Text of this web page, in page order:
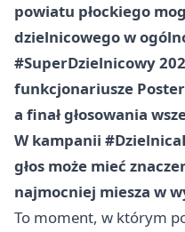
powiatu płockiego
dzielnicowego w
#SuperDzielnicowy
funkcjonariusze
a finał głosowania
W kampanii
głos może mieć
najmocniej miesza w
To moment, w którym